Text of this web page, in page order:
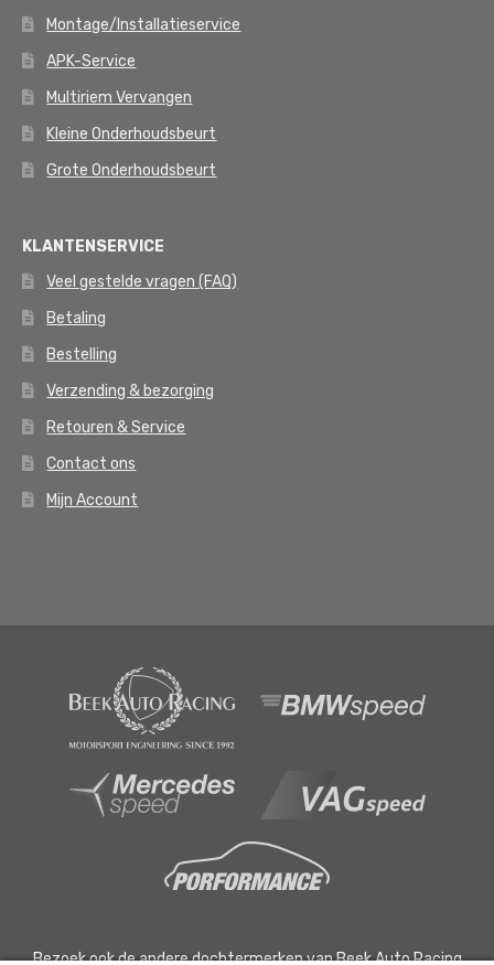
Montage/Installatieservice
APK-Service
Multiriem Vervangen
Kleine Onderhoudsbeurt
Grote Onderhoudsbeurt
KLANTENSERVICE
Veel gestelde vragen (FAQ)
Betaling
Bestelling
Verzending & bezorging
Retouren & Service
Contact ons
Mijn Account
Bezoek ook de andere dochtermerken van Beek Auto Racing